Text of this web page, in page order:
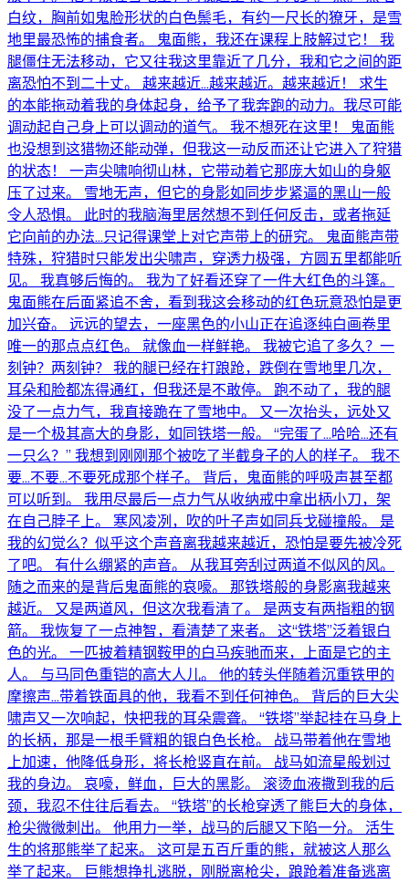
白纹，胸前如鬼脸形状的白色鬃毛，有约一尺长的獠牙，是雪
地里最恐怖的捕食者。 鬼面熊，我还在课程上肢解过它！ 我
腿僵住无法移动，它又往我这里靠近了几分，我和它之间的距
离恐怕不到二十丈。 越来越近…越来越近。越来越近！ 求生
的本能拖动着我的身体起身，给予了我奔跑的动力。我尽可能
调动起自己身上可以调动的道气。 我不想死在这里！ 鬼面熊
也没想到这猎物还能动弹，但我这一动反而还让它进入了狩猎
的状态！ 一声尖啸响彻山林，它带动着它那庞大如山的身躯
压了过来。 雪地无声，但它的身影如同步步紧逼的黑山一般
令人恐惧。 此时的我脑海里居然想不到任何反击，或者拖延
它向前的办法…只记得课堂上对它声带上的研究。 鬼面熊声带
特殊，狩猎时只能发出尖啸声，穿透力极强，方圆五里都能听
见。 我真够后悔的。 我为了好看还穿了一件大红色的斗篷。
鬼面熊在后面紧追不舍，看到我这会移动的红色玩意恐怕是更
加兴奋。 远远的望去，一座黑色的小山正在追逐纯白画卷里
唯一的那点点红色。 就像血一样鲜艳。 我被它追了多久？一
刻钟？两刻钟？ 我的腿已经在打踉跄，跌倒在雪地里几次，
耳朵和脸都冻得通红，但我还是不敢停。 跑不动了，我的腿
没了一点力气，我直接跪在了雪地中。 又一次抬头，远处又
是一个极其高大的身影，如同铁塔一般。 “完蛋了…哈哈…还有
一只么？” 我想到刚刚那个被吃了半截身子的人的样子。 我不
要…不要…不要死成那个样子。 背后，鬼面熊的呼吸声甚至都
可以听到。 我用尽最后一点力气从收纳戒中拿出柄小刀，架
在自己脖子上。 寒风凌冽，吹的叶子声如同兵戈碰撞般。 是
我的幻觉么？似乎这个声音离我越来越近，恐怕是要先被冷死
了吧。 有什么绷紧的声音。 从我耳旁刮过两道不似风的风。
随之而来的是背后鬼面熊的哀嚎。 那铁塔般的身影离我越来
越近。 又是两道风，但这次我看清了。 是两支有两指粗的钢
箭。 我恢复了一点神智，看清楚了来者。 这“铁塔”泛着银白
色的光。 一匹披着精钢鞍甲的白马疾驰而来，上面是它的主
人。 与马同色重铠的高大人儿。 他的转头伴随着沉重铁甲的
摩擦声…带着铁面具的他，我看不到任何神色。 背后的巨大尖
啸声又一次响起，快把我的耳朵震聋。 “铁塔”举起挂在马身上
的长柄，那是一根手臂粗的银白色长枪。 战马带着他在雪地
上加速，他降低身形，将长枪竖直在前。 战马如流星般划过
我的身边。 哀嚎，鲜血，巨大的黑影。 滚烫血液撒到我的后
颈，我忍不住往后看去。 “铁塔”的长枪穿透了熊巨大的身体，
枪尖微微刺出。 他用力一举，战马的后腿又下陷一分。 活生
生的将那熊举了起来。 这可是五百斤重的熊，就被这人那么
举了起来。 巨熊想挣扎逃脱，刚脱离枪尖，踉跄着准备逃离